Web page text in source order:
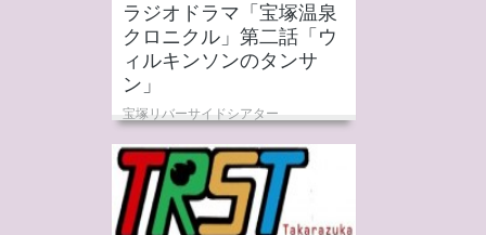
ラジオドラマ「宝塚温泉
クロニクル」第二話「ウ
ィルキンソンのタンサ
ン」
宝塚リバーサイドシアター